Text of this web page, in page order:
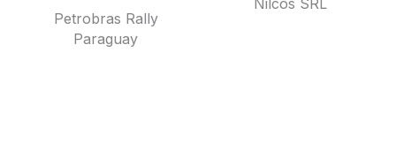
Petrobras Rally
Paraguay
Nilcos SRL